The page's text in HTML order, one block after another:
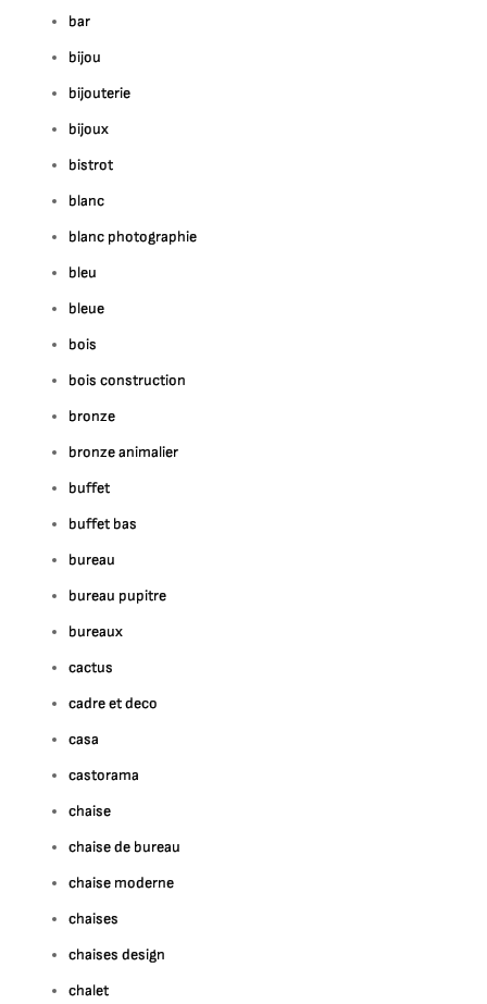
bar
bijou
bijouterie
bijoux
bistrot
blanc
blanc photographie
bleu
bleue
bois
bois construction
bronze
bronze animalier
buffet
buffet bas
bureau
bureau pupitre
bureaux
cactus
cadre et deco
casa
castorama
chaise
chaise de bureau
chaise moderne
chaises
chaises design
chalet